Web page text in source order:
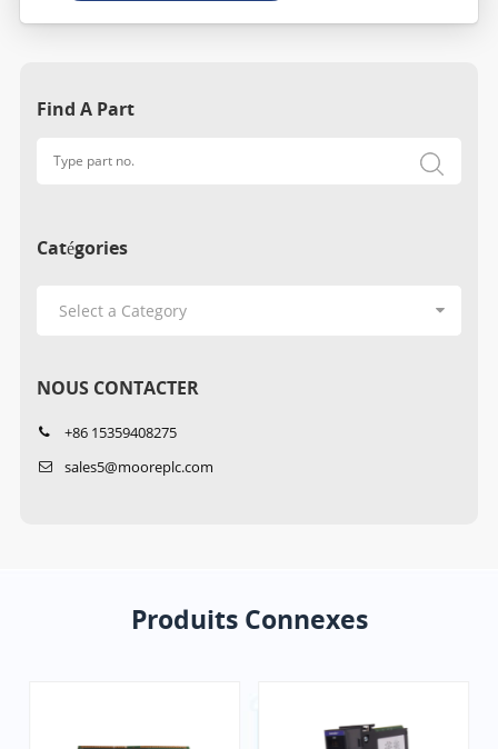
Find A Part
Catégories
NOUS CONTACTER
+86 15359408275
sales5@mooreplc.com
Produits Connexes